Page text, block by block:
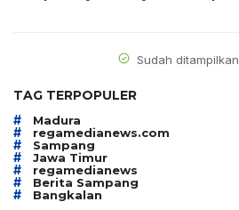
Sudah
TAG TERPOPULER
# Madura
# regamedianews.com
# Sampang
# Jawa Timur
# regamedianews
# Berita Sampang
# Bangkalan